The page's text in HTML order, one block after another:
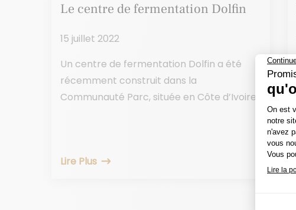
Le centre de fermentation Dolfin
15 juillet 2022
Un centre de fermentation Dolfin a été
récemment construit dans la
Communauté Parc, située en Côte d’Ivoire.
Lire Plus